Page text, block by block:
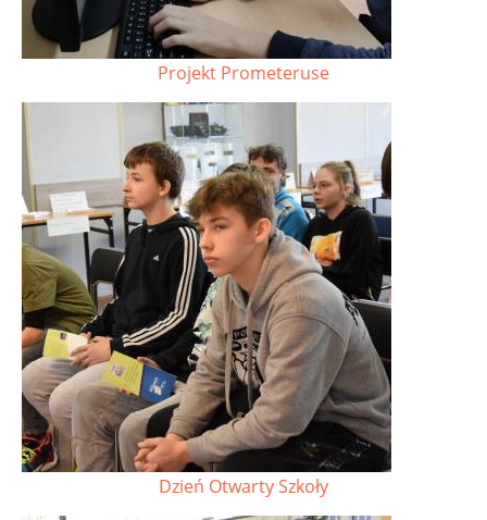
Projekt Prometeruse
Dzień Otwarty Szkoły